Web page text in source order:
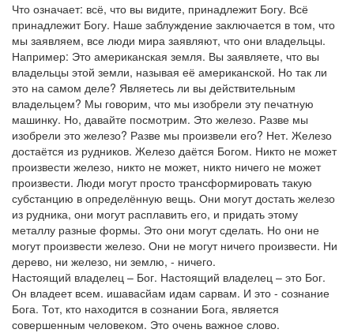
Что означает: всё, что вы видите, принадлежит Богу. Всё
принадлежит Богу. Наше заблуждение заключается в том, что
мы заявляем, все люди мира заявляют, что они владельцы.
Например: Это американская земля. Вы заявляете, что вы
владельцы этой земли, называя её американской. Но так ли
это на самом деле? Являетесь ли вы действительным
владельцем? Мы говорим, что мы изобрели эту печатную
машинку. Но, давайте посмотрим. Это железо. Разве мы
изобрели это железо? Разве мы произвели его? Нет. Железо
достаётся из рудников. Железо даётся Богом. Никто не может
произвести железо, никто не может, никто ничего не может
произвести. Люди могут просто трансформировать такую
субстанцию в определённую вещь. Они могут достать железо
из рудника, они могут расплавить его, и придать этому
металлу разные формы. Это они могут сделать. Но они не
могут произвести железо. Они не могут ничего произвести. Ни
дерево, ни железо, ни землю, - ничего.
Настоящий владелец – Бог. Настоящий владелец – это Бог.
Он владеет всем. ишавасйам идам сарвам. И это - сознание
Бога. Тот, кто находится в сознании Бога, является
совершенным человеком. Это очень важное слово.